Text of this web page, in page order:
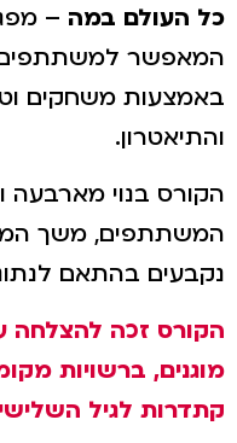
כל העולם במה –
המאפשר למשתתפים
באמצעות משחקים
והתיאטרון.
הקורס בנוי
המשתתפים, משך
נקבעים בהתאם
הקורס זכה להצלחה
מוגנים, ברשויות
קתדרות לגיל